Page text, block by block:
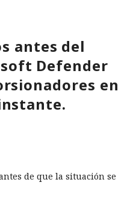
antes del
Defender
en
de que la situación se